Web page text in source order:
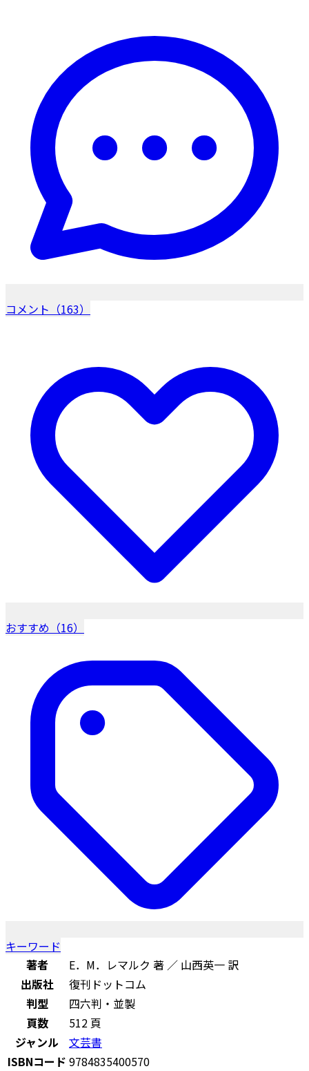
コメント（163）
おすすめ（16）
キーワード
著者
E．M．レマルク 著 ／ 山西英一 訳
出版社
復刊ドットコム
判型
四六判・並製
頁数
512 頁
ジャンル
文芸書
ISBNコード 9784835400570